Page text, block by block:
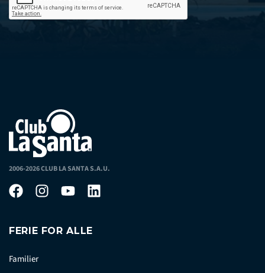
2006-2026 CLUB LA SANTA S.A.U.
FERIE FOR ALLE
Familier